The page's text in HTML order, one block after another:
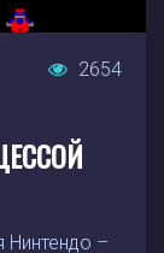
2654
Нинтендо –